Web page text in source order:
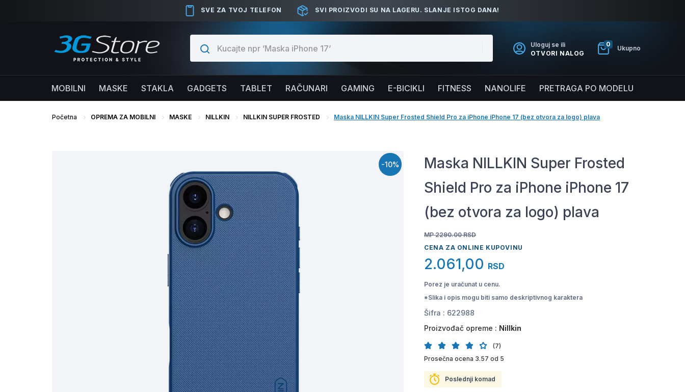
SVE ZA TVOJ TELEFON SVI PROIZVODI SU NA LAGERU. SLANJE ISTOG DANA!
Uloguj se ili
OTVORI NALOG
0
Ukupno
MOBILNI MASKE STAKLA GADGETS TABLET RAČUNARI GAMING E-BICIKLI FITNESS NANOLIFE PRETRAGA PO MODELU
Početna OPREMA ZA MOBILNI MASKE NILLKIN NILLKIN SUPER FROSTED Maska NILLKIN Super Frosted Shield Pro za iPhone iPhone 17 (bez otvora za logo) plava
-10%
Maska NILLKIN Super Frosted
Shield Pro za iPhone iPhone 17
(bez otvora za logo) plava
MP 2290.00 RSD
CENA ZA ONLINE KUPOVINU
2.061,00 RSD
Porez je uračunat u cenu.
*Slika i opis mogu biti samo deskriptivnog karaktera
Šifra : 622988
Proizvođač opreme : Nillkin
(7)
Prosečna ocena 3.57 od 5
Poslednji komad